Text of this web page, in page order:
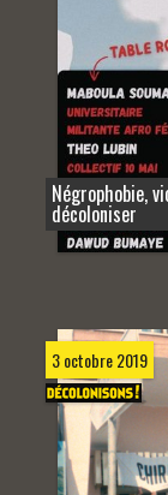
Négrophobie,
décoloniser
3 octobre 2019